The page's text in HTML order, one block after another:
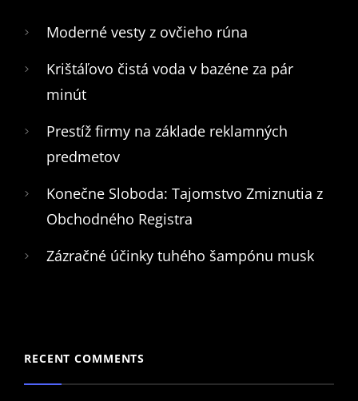
Moderné vesty z ovčieho rúna
Krištáľovo čistá voda v bazéne za pár
minút
Prestíž firmy na základe reklamných
predmetov
Konečne Sloboda: Tajomstvo Zmiznutia z
Obchodného Registra
Zázračné účinky tuhého šampónu musk
RECENT COMMENTS